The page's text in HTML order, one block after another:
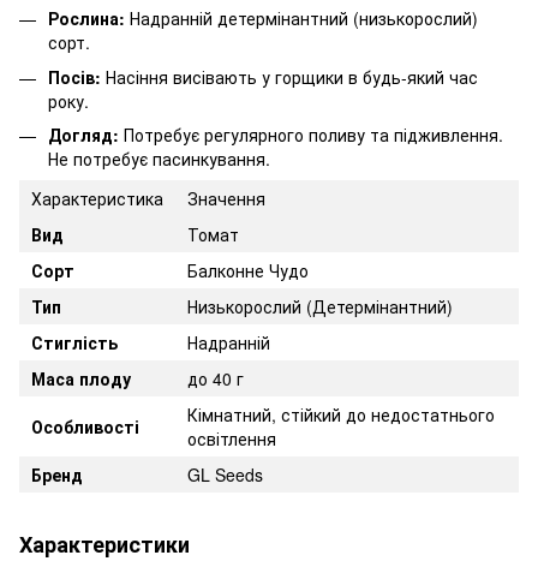
Рослина: Надранній детермінантний (низькорослий)
сорт.
Посів: Насіння висівають у горщики в будь-який час
року.
Догляд: Потребує регулярного поливу та підживлення.
Не потребує пасинкування.
Характеристика
Значення
Вид
Томат
Сорт
Балконне Чудо
Тип
Низькорослий (Детермінантний)
Стиглість
Надранній
Маса плоду
до 40 г
Особливості
Кімнатний, стійкий до недостатнього
освітлення
Бренд
GL Seeds
Характеристики